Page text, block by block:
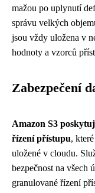
mažou po uplynutí
správu velkých
jsou vždy uložena v
hodnoty a vzorců
Zabezpečení
Amazon S3
řízení přístupu,
uložené v cloudu.
bezpečnost na všech
granulované řízení